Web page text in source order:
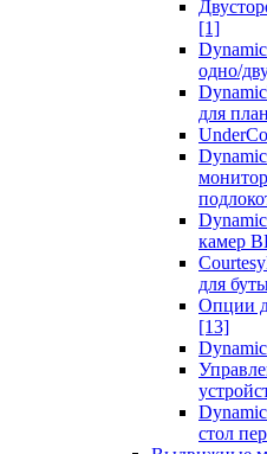
[1]
одно/
для
камер
для
Опции
[13]
стол